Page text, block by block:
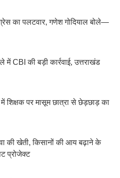
का पलटवार, गणेश गोदियाल बोले—
CBI की बड़ी कार्रवाई, उत्तराखंड
शिक्षक पर मासूम छात्रा से छेड़छाड़ का
की खेती, किसानों की आय बढ़ाने के
प्रोजेक्ट